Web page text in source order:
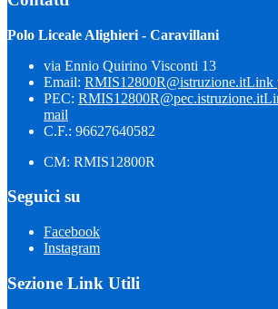
Polo Liceale Alighieri - Caravillani
via Ennio Quirino Visconti 13
Email: RMIS12800R@istruzione.itLink
PEC: RMIS12800R@pec.istruzione.it
mail
C.F.: 96627640582
CM: RMIS12800R
Seguici su
Facebook
Instagram
Sezione Link Utili